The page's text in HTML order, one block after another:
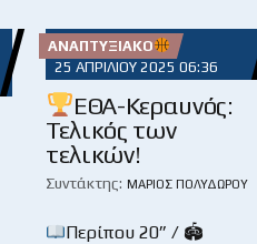
ΑΝΑΠΤΥΞΙΑΚΌ
25 ΑΠΡΙΛΊΟΥ 2025 06:36
ΕΘΑ-Κεραυνός:
Τελικός των
τελικών!
Συντάκτης: ΜΆΡΙΟΣ ΠΟΛΥΔΏΡΟΥ
Περίπου 20” / 🏟